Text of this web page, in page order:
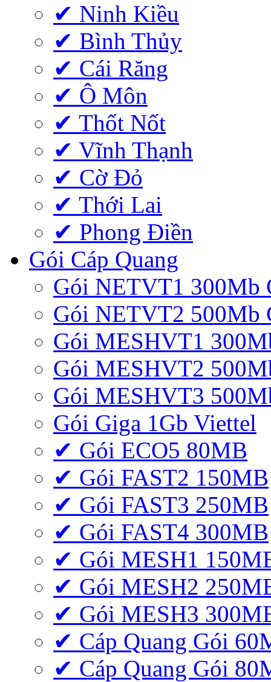
✔ Ninh Kiều
✔ Bình Thủy
✔ Cái Răng
✔ Ô Môn
✔ Thốt Nốt
✔ Vĩnh Thạnh
✔ Cờ Đỏ
✔ Thới Lai
✔ Phong Điền
Gói Cáp Quang
Gói NETVT1 300Mb
Gói NETVT2 500Mb
Gói MESHVT1
Gói MESHVT2
Gói MESHVT3
Gói Giga 1Gb Viettel
✔ Gói ECO5 80MB
✔ Gói FAST2 150MB
✔ Gói FAST3 250MB
✔ Gói FAST4 300MB
✔ Gói MESH1
✔ Gói MESH2
✔ Gói MESH3
✔ Cáp Quang Gói
✔ Cáp Quang Gói